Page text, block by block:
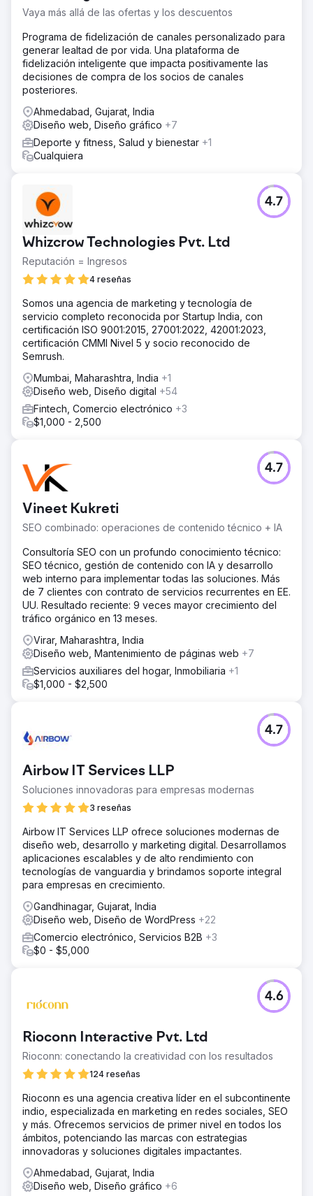
rendimiento de las palabras clave e impulsar las
conversiones en múltiples plataformas digitales.
La solución
Al reconocer los desafíos y las oportunidades únicos
inherentes a su industria, nuestro equipo se embarcó en
un enfoque multifacético que integró mejoras de SEO,
marketing de contenido personalizado, campañas de
redes sociales específicas y estrategias de PPC basadas
en datos. Al optimizar cada faceta de la huella digital de
Adobe, nuestro objetivo era crear un ecosistema en línea
cohesivo y dinámico que no solo atrajera más tráfico, sino
que también convirtiera ese tráfico en clientes leales y
El resultado
El tráfico orgánico mejoró de 107 millones a 152 millones
(%) El número de palabras clave de clasificación
orgánica aumentó de 13,7 millones a 29,7 millones (%) Un
aumento sustancial en el valor del tráfico orgánico de
$68,9 millones a $97,1 millones (%) Los dominios de
referencia aumentaron de 1,8 millones a 1,9 millones (%)
Ir a la página de la agencia
Vaya más allá de las ofertas y los descuentos
Programa de fidelización de canales personalizado para
generar lealtad de por vida. Una plataforma de
fidelización inteligente que impacta positivamente las
decisiones de compra de los socios de canales
posteriores.
Ahmedabad, Gujarat, India
Diseño web, Diseño gráfico +7
Deporte y fitness, Salud y bienestar +1
Cualquiera
Whizcrow Technologies Pvt. Ltd
Reputación = Ingresos
4 reseñas
4.7
Somos una agencia de marketing y tecnología de
servicio completo reconocida por Startup India, con
certificación ISO 9001:2015, 27001:2022, 42001:2023,
certificación CMMI Nivel 5 y socio reconocido de
Semrush.
Mumbai, Maharashtra, India +1
Diseño web, Diseño digital +54
Fintech, Comercio electrónico +3
$1,000 - 2,500
Vineet Kukreti
SEO combinado: operaciones de contenido técnico + IA
4.7
Consultoría SEO con un profundo conocimiento técnico:
SEO técnico, gestión de contenido con IA y desarrollo
web interno para implementar todas las soluciones. Más
de 7 clientes con contrato de servicios recurrentes en EE.
UU. Resultado reciente: 9 veces mayor crecimiento del
tráfico orgánico en 13 meses.
Virar, Maharashtra, India
Diseño web, Mantenimiento de páginas web +7
Servicios auxiliares del hogar, Inmobiliaria +1
$1,000 - $2,500
Airbow IT Services LLP
Soluciones innovadoras para empresas modernas
3 reseñas
4.7
Airbow IT Services LLP ofrece soluciones modernas de
diseño web, desarrollo y marketing digital. Desarrollamos
aplicaciones escalables y de alto rendimiento con
tecnologías de vanguardia y brindamos soporte integral
para empresas en crecimiento.
Gandhinagar, Gujarat, India
Diseño web, Diseño de WordPress +22
Comercio electrónico, Servicios B2B +3
$0 - $5,000
Rioconn Interactive Pvt. Ltd
Rioconn: conectando la creatividad con los resultados
124 reseñas
4.6
Rioconn es una agencia creativa líder en el subcontinente
indio, especializada en marketing en redes sociales, SEO
y más. Ofrecemos servicios de primer nivel en todos los
ámbitos, potenciando las marcas con estrategias
innovadoras y soluciones digitales impactantes.
Ahmedabad, Gujarat, India
Diseño web, Diseño gráfico +6